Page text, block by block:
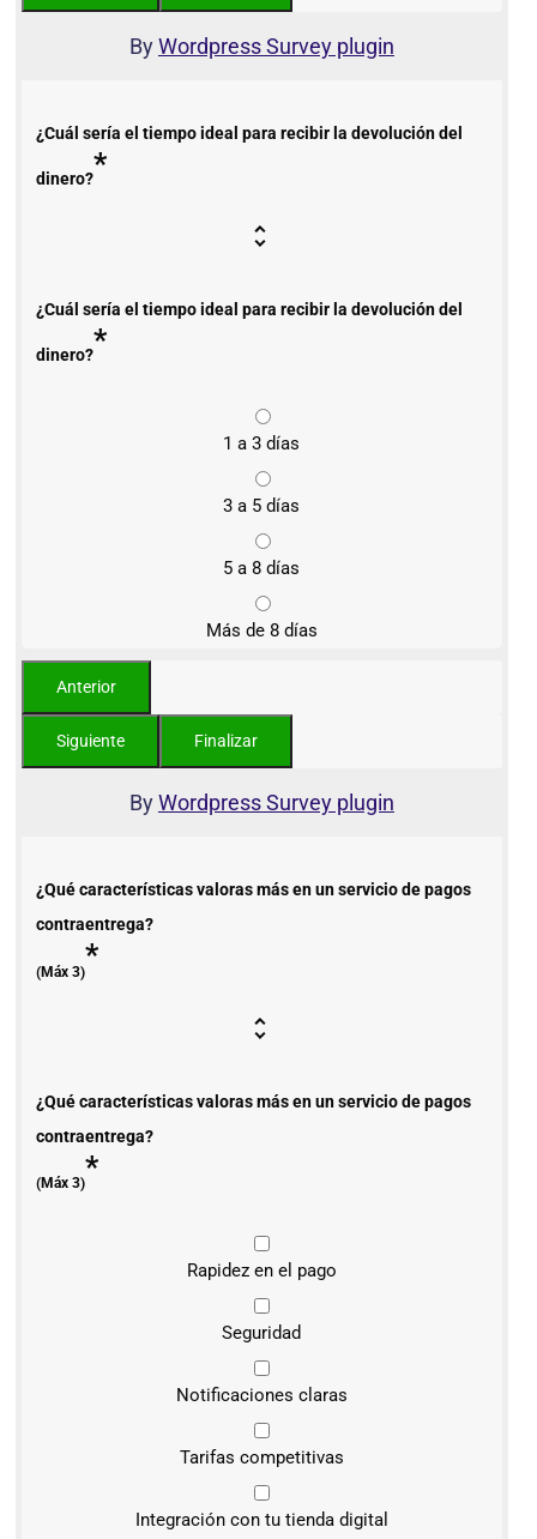
ByWordpress Survey plugin
¿Cuál sería el tiempo ideal para recibir la devolución del
dinero?*
¿Cuál sería el tiempo ideal para recibir la devolución del
dinero?*
1 a 3 días
3 a 5 días
5 a 8 días
Más de 8 días
ByWordpress Survey plugin
¿Qué características valoras más en un servicio de pagos
contraentrega?
(Máx 3)*
¿Qué características valoras más en un servicio de pagos
contraentrega?
(Máx 3)*
Rapidez en el pago
Seguridad
Notificaciones claras
Tarifas competitivas
Integración con tu tienda digital